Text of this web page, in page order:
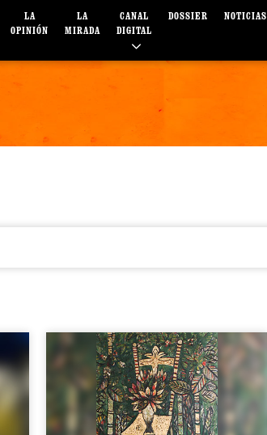
LA
OPINIÓN
LA
MIRADA
CANAL
DIGITAL
DOSSIER NOTICIAS